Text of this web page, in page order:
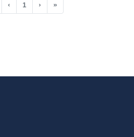
‹ 1 › »